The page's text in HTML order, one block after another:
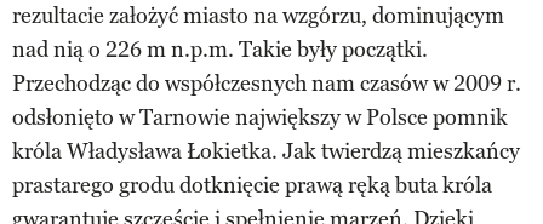
rezultacie założyć miasto na wzgórzu, dominującym
nad nią o 226 m n.p.m. Takie były początki.
Przechodząc do współczesnych nam czasów w 2009 r.
odsłonięto w Tarnowie największy w Polsce pomnik
króla Władysława Łokietka. Jak twierdzą mieszkańcy
prastarego grodu dotknięcie prawą ręką buta króla